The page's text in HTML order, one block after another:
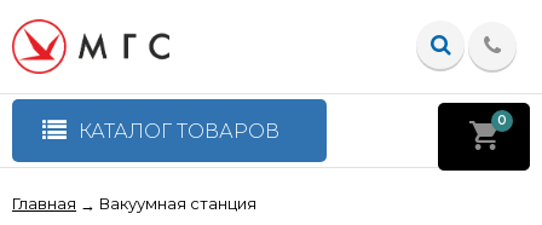
КАТАЛОГ ТОВАРОВ 0
Главная → Вакуумная станция